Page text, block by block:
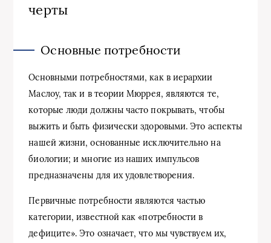
черты
Основные потребности
Основными потребностями, как в иерархии
Маслоу, так и в теории Мюррея, являются те,
которые люди должны часто покрывать, чтобы
выжить и быть физически здоровыми. Это аспекты
нашей жизни, основанные исключительно на
биологии; и многие из наших импульсов
предназначены для их удовлетворения.
Первичные потребности являются частью
категории, известной как «потребности в
дефиците». Это означает, что мы чувствуем их,